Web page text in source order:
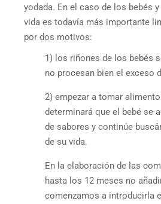
yodada. En el caso de los bebés
vida es todavía más importante
por dos motivos:
1) los riñones de los bebés
no procesan bien el exceso
2) empezar a tomar
determinará que el bebé se
de sabores y continúe
de su vida.
En la elaboración de las
hasta los 12 meses no
comenzamos a introducirla